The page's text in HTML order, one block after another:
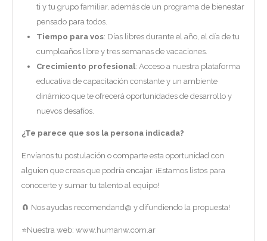
ti y tu grupo familiar, además de un programa de bienestar
pensado para todos.
Tiempo para vos: Días libres durante el año, el día de tu
cumpleaños libre y tres semanas de vacaciones.
Crecimiento profesional: Acceso a nuestra plataforma
educativa de capacitación constante y un ambiente
dinámico que te ofrecerá oportunidades de desarrollo y
nuevos desafíos.
¿Te parece que sos la persona indicada?
Envíanos tu postulación o comparte esta oportunidad con
alguien que creas que podría encajar. ¡Estamos listos para
conocerte y sumar tu talento al equipo!
🧲 Nos ayudas recomendand@ y difundiendo la propuesta!
⭐Nuestra web: www.humanw.com.ar